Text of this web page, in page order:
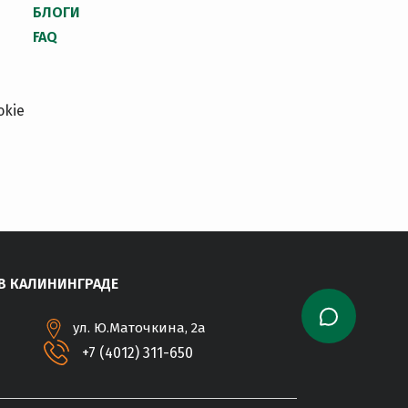
БЛОГИ
FAQ
КАЛИНИНГРАДЕ
ул. Ю.Маточкина, 2а
+7 (4012) 311-650